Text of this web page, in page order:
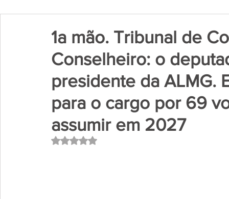
1a mão. Tribunal de
Conselheiro: o
presidente da ALMG.
para o cargo por 69
assumir em 2027
Avaliado com NaN de 5 estrelas.